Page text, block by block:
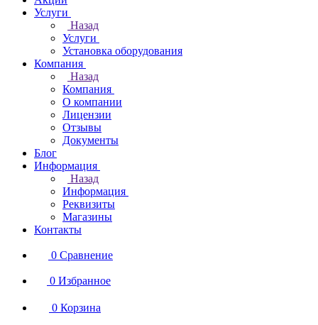
Услуги
Назад
Услуги
Установка оборудования
Компания
Назад
Компания
О компании
Лицензии
Отзывы
Документы
Блог
Информация
Назад
Информация
Реквизиты
Магазины
Контакты
0 Сравнение
0 Избранное
0 Корзина